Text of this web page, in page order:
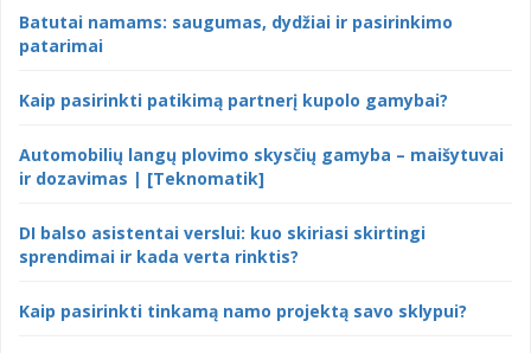
Batutai namams: saugumas, dydžiai ir pasirinkimo
patarimai
Kaip pasirinkti patikimą partnerį kupolo gamybai?
Automobilių langų plovimo skysčių gamyba – maišytuvai
ir dozavimas | [Teknomatik]
DI balso asistentai verslui: kuo skiriasi skirtingi
sprendimai ir kada verta rinktis?
Kaip pasirinkti tinkamą namo projektą savo sklypui?